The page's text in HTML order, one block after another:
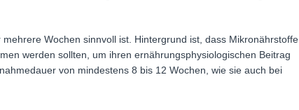
Wochen sinnvoll ist. Hintergrund ist, dass Mikronährstoffe
werden sollten, um ihren ernährungsphysiologischen Beitrag
von mindestens 8 bis 12 Wochen, wie sie auch bei